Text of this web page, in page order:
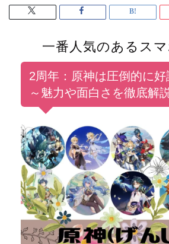
一番人気のあるス
2周年：原神は圧倒的に好
～魅力や面白さを徹底解